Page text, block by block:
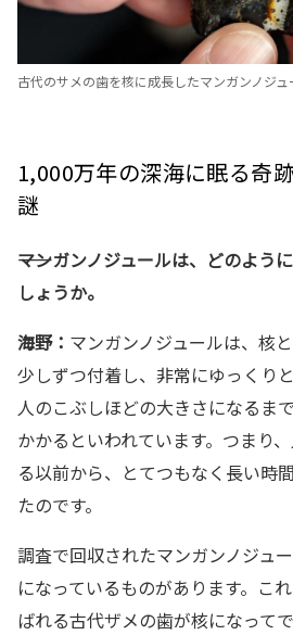
古代のサメの歯を核に成長したマンガンノジュ
1,000万年の深海に眠る奇跡
謎
――マンガンノジュールは、どのよ
しょうか。
海野： マンガンノジュールは、核
少しずつ付着し、非常にゆっくり
人のこぶしほどの大きさになるま
かかるといわれています。つまり
る以前から、とてつもなく長い時
たのです。
調査で回収されたマンガンノジュ
になっているものがあります。こ
ばれる古代ザメの歯が核になって